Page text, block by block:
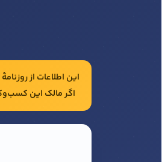
این اطلاعات از
اگر مالک این